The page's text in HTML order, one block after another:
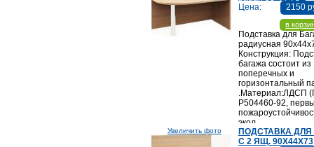
Цена:
2150
в
Подставка для
радиусная
Конструкция:
багажа состоит из
поперечных и
горизонтальный
.Материал:ЛДСП
Р504460-92,
экол
Увеличить фото
ПОДСТАВКА
С 2 ЯЩ. 90Х44Х73